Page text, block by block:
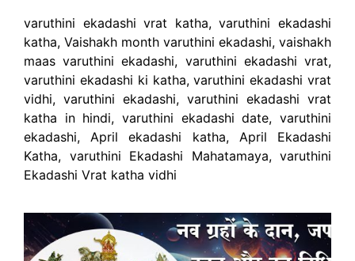
to
increase
decrease
volume.
varuthini ekadashi vrat katha, varuthini ekadashi
katha, Vaishakh month varuthini ekadashi, vaishakh
maas varuthini ekadashi, varuthini ekadashi vrat,
varuthini ekadashi ki katha, varuthini ekadashi vrat
vidhi, varuthini ekadashi, varuthini ekadashi vrat
katha in hindi, varuthini ekadashi date, varuthini
ekadashi, April ekadashi katha, April Ekadashi
Katha, varuthini Ekadashi Mahatamaya, varuthini
Ekadashi Vrat katha vidhi